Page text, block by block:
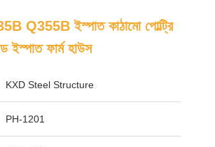
Q355B ইস্পাত কাঠামো পোল্ট্রি
ইস্পাত ফার্ম হাউস
KXD Steel Structure
PH-1201